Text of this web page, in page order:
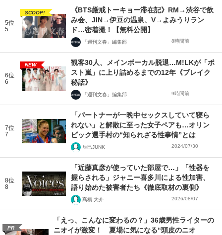
5位
5
SCOOP!
《BTS厳戒トーキョー滞在記》RM→渋谷で飲
み会、JIN→伊豆の温泉、V→よみうりラン
ド…密着撮！【無料公開】
「週刊文春」編集部 8時間前
6位
6
NEW
観客30人、メインボーカル脱退…M!LKが「ポ
スト嵐」に上り詰めるまでの12年《ブレイク
秘話》
「週刊文春」編集部 9時間前
7位
7
「パートナーが一晩中セックスしていて寝ら
れない」と解散に至った女子ペアも…オリン
ピック選手村の“知られざる性事情”とは
辰巳JUNK 2024/07/30
8位
8
「近藤真彦が使っていた部屋で…」「性器を
握らされる」ジャニー喜多川による性加害、
語り始めた被害者たち《徹底取材の裏側》
髙橋 大介 2026/08/07
PR
「えっ、こんなに変わるの？」36歳男性ライターの
ニオイが激変！ 夏場に気になる“頭皮のニオ